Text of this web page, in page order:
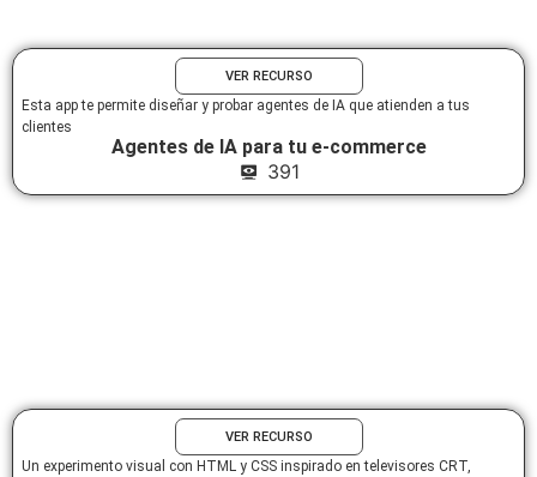
VER RECURSO
Esta app te permite diseñar y probar agentes de IA que atienden a tus
clientes
Agentes de IA para tu e-commerce
391
VER RECURSO
Un experimento visual con HTML y CSS inspirado en televisores CRT,